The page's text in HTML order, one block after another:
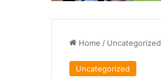
Home / Uncategorized
Uncategorized